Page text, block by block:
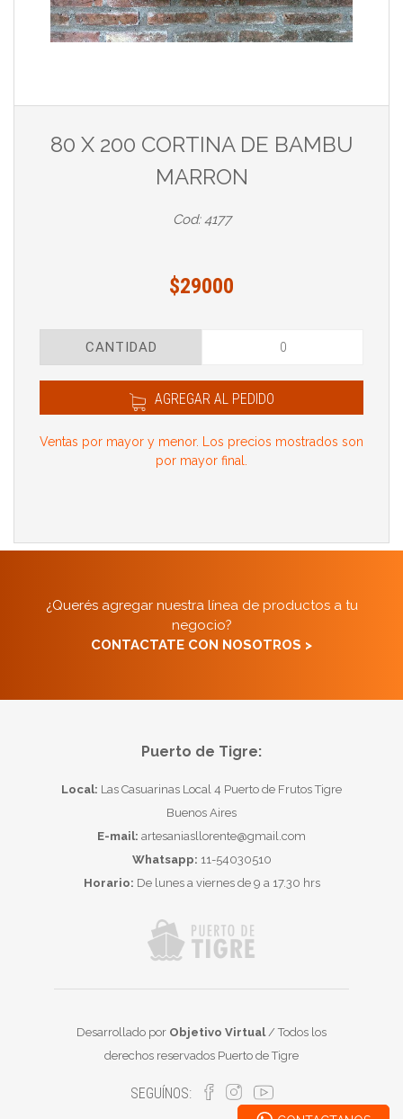
80 X 200 CORTINA DE BAMBU
MARRON
Cod: 4177
$29000
CANTIDAD
AGREGAR AL PEDIDO
Ventas por mayor y menor. Los precios mostrados son
por mayor final.
¿Querés agregar nuestra línea de productos a tu
negocio?
CONTACTATE CON NOSOTROS >
Puerto de Tigre:
Local: Las Casuarinas Local 4 Puerto de Frutos Tigre
Buenos Aires
E-mail: artesaniasllorente@gmail.com
Whatsapp: 11-54030510
Horario: De lunes a viernes de 9 a 17.30 hrs
Desarrollado por Objetivo Virtual/ Todos los
derechos reservados Puerto de Tigre
SEGUÍNOS: